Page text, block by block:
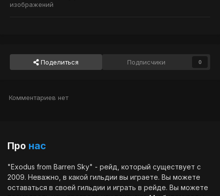
изображений
Поделиться Подписчики 0
Комментариев нет
Про нас
"Exodus from Barren Sky" - рейд, который существует с
2009. Неважно, в какой гильдии вы играете. Вы можете
оставаться в своей гильдии и играть в рейде. Вы можете